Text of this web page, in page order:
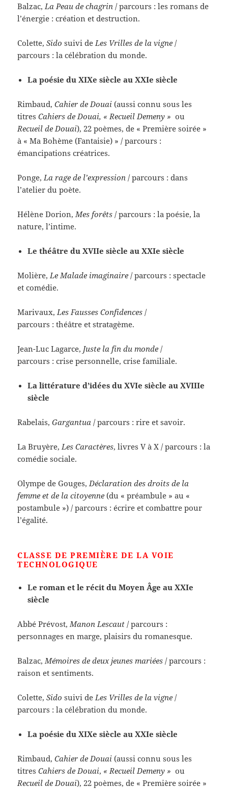
Balzac, La Peau de chagrin / parcours : les romans de
l’énergie : création et destruction.
Colette,Sidosuivi de Les Vrilles de la vigne /
parcours : la célébration du monde.
La poésie du XIXe siècle au XXIe siècle
Rimbaud,Cahier de Douai (aussi connu sous les
titresCahiers de Douai, « Recueil Demeny » ou
Recueil de Douai), 22 poèmes, de « Première soirée »
à « Ma Bohème (Fantaisie) » / parcours :
émancipations créatrices.
Ponge, La rage de l’expression / parcours : dans
l’atelier du poète.
Hélène Dorion, Mes forêts / parcours : la poésie, la
nature, l’intime.
Le théâtre du XVIIe siècle au XXIe siècle
Molière, Le Malade imaginaire / parcours : spectacle
et comédie.
Marivaux, Les Fausses Confidences /
parcours : théâtre et stratagème.
Jean-Luc Lagarce, Juste la fin du monde /
parcours : crise personnelle, crise familiale.
La littérature d’idées du XVIe siècle au XVIIIe
siècle
Rabelais,Gargantua/ parcours : rire et savoir.
La Bruyère, Les Caractères, livres V à X / parcours : la
comédie sociale.
Olympe de Gouges, Déclaration des droits de la
femme et de la citoyenne (du « préambule » au «
postambule ») / parcours : écrire et combattre pour
l’égalité.
CLASSE DE PREMIÈRE DE LA VOIE
TECHNOLOGIQUE
Le roman et le récit du Moyen Âge au XXIe
siècle
Abbé Prévost, Manon Lescaut / parcours :
personnages en marge, plaisirs du romanesque.
Balzac, Mémoires de deux jeunes mariées / parcours :
raison et sentiments.
Colette,Sidosuivi de Les Vrilles de la vigne /
parcours : la célébration du monde.
La poésie du XIXe siècle au XXIe siècle
Rimbaud,Cahier de Douai (aussi connu sous les
titresCahiers de Douai, « Recueil Demeny » ou
Recueil de Douai), 22 poèmes, de « Première soirée »